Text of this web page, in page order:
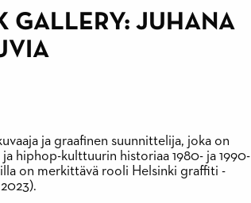
GALLERY: JUHANA
ja graafinen suunnittelija, joka on
hiphop-kulttuurin historiaa 1980- ja 1990-
on merkittävä rooli Helsinki graffiti -